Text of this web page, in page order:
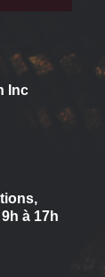
Inc
à 17h